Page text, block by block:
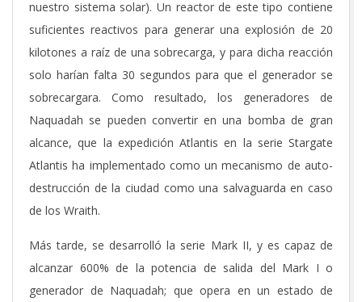
nuestro sistema solar). Un reactor de este tipo contiene
suficientes reactivos para generar una explosión de 20
kilotones a raíz de una sobrecarga, y para dicha reacción
solo harían falta 30 segundos para que el generador se
sobrecargara. Como resultado, los generadores de
Naquadah se pueden convertir en una bomba de gran
alcance, que la expedición Atlantis en la serie Stargate
Atlantis ha implementado como un mecanismo de auto-
destrucción de la ciudad como una salvaguarda en caso
de los Wraith.
Más tarde, se desarrolló la serie Mark II, y es capaz de
alcanzar 600% de la potencia de salida del Mark I o
generador de Naquadah; que opera en un estado de